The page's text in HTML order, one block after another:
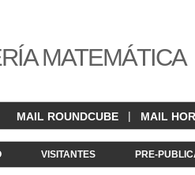
MATEMÁTICA
MAIL ROUNDCUBE | MAIL
VISITANTES PRE-